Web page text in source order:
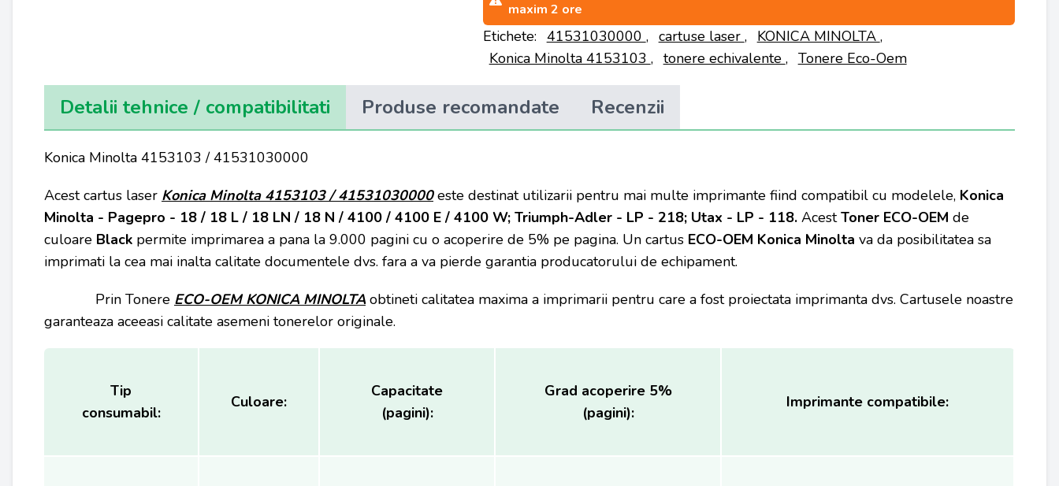
maxim 2 ore
Etichete: 41531030000 , cartuse laser , KONICA MINOLTA ,
Konica Minolta 4153103 , tonere echivalente , Tonere Eco-Oem
Detalii tehnice / compatibilitati Produse recomandate Recenzii
Konica Minolta 4153103 / 41531030000
Acest cartus laser Konica Minolta 4153103 / 41531030000este destinat utilizarii pentru mai multe imprimante fiind compatibil cu modelele, Konica
Minolta - Pagepro - 18 / 18 L / 18 LN / 18 N / 4100 / 4100 E / 4100 W; Triumph-Adler - LP - 218; Utax - LP - 118. AcestToner ECO-OEM de
culoare Black permite imprimarea a pana la 9.000 pagini cu o acoperire de 5% pe pagina. Un cartus ECO-OEM Konica Minolta va da posibilitatea sa
imprimati la cea mai inalta calitate documentele dvs. fara a va pierde garantia producatorului de echipament.
Prin Tonere ECO-OEM KONICA MINOLTA obtineti calitatea maxima a imprimarii pentru care a fost proiectata imprimanta dvs. Cartusele noastre
garanteaza aceeasi calitate asemeni tonerelor originale.
Tip
consumabil:
Culoare:
Capacitate
(pagini):
Grad acoperire 5%
(pagini):
Imprimante compatibile: